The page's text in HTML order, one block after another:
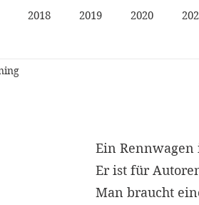
2018 2019 2020
Ein Rennwagen
Er ist für
Man braucht